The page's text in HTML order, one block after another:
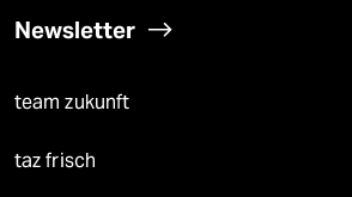
Newsletter
team zukunft
taz frisch